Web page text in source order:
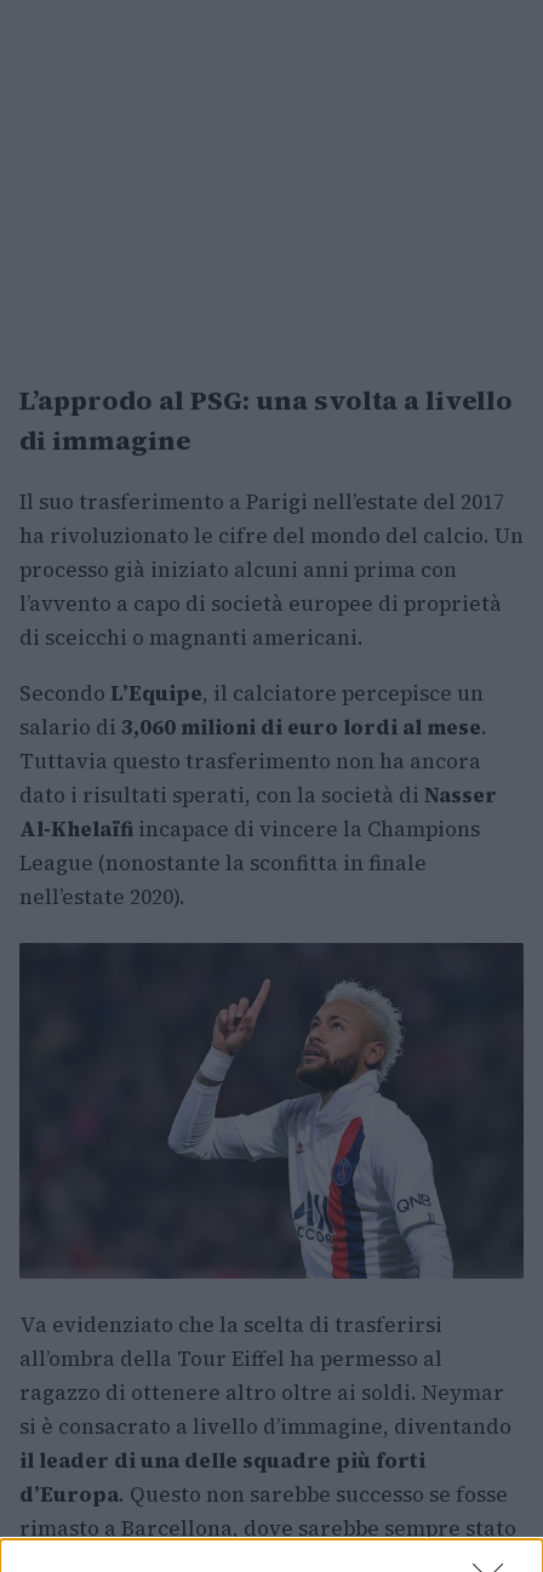
L’approdo al PSG: una svolta a livello
di immagine
Il suo trasferimento a Parigi nell’estate del 2017
ha rivoluzionato le cifre del mondo del calcio. Un
processo già iniziato alcuni anni prima con
l’avvento a capo di società europee di proprietà
di sceicchi o magnanti americani.
Secondo L’Equipe, il calciatore percepisce un
salario di 3,060 milioni di euro lordi al mese.
Tuttavia questo trasferimento non ha ancora
dato i risultati sperati, con la società di Nasser
Al-Khelaïfi incapace di vincere la Champions
League (nonostante la sconfitta in finale
nell’estate 2020).
Va evidenziato che la scelta di trasferirsi
all’ombra della Tour Eiffel ha permesso al
ragazzo di ottenere altro oltre ai soldi. Neymar
si è consacrato a livello d’immagine, diventando
il leader di una delle squadre più forti
d’Europa. Questo non sarebbe successo se fosse
rimasto a Barcellona, dove sarebbe sempre stato